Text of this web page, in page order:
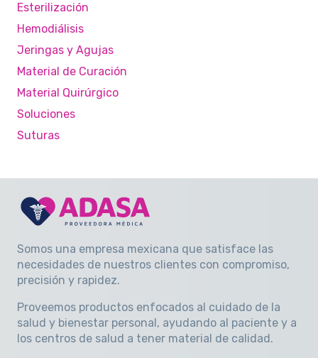
Esterilización
Hemodiálisis
Jeringas y Agujas
Material de Curación
Material Quirúrgico
Soluciones
Suturas
Somos una empresa mexicana que satisface las
necesidades de nuestros clientes con compromiso,
precisión y rapidez.
Proveemos productos enfocados al cuidado de la
salud y bienestar personal, ayudando al paciente y a
los centros de salud a tener material de calidad.